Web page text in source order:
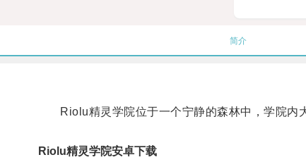
简介
Riolu精灵学院位于一个宁静的森林中，学院内大
Riolu精灵学院安卓下载